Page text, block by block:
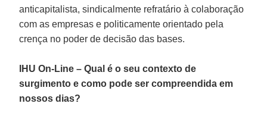
anticapitalista, sindicalmente refratário à colaboração
com as empresas e politicamente orientado pela
crença no poder de decisão das bases.
IHU On-Line – Qual é o seu contexto de
surgimento e como pode ser compreendida em
nossos dias?